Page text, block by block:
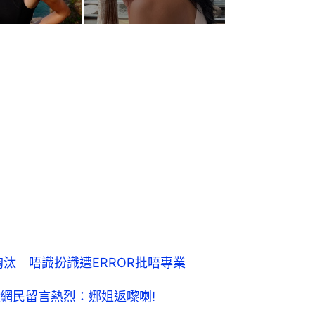
唔識扮識遭ERROR批唔專業
民留言熱烈：娜姐返嚟喇!